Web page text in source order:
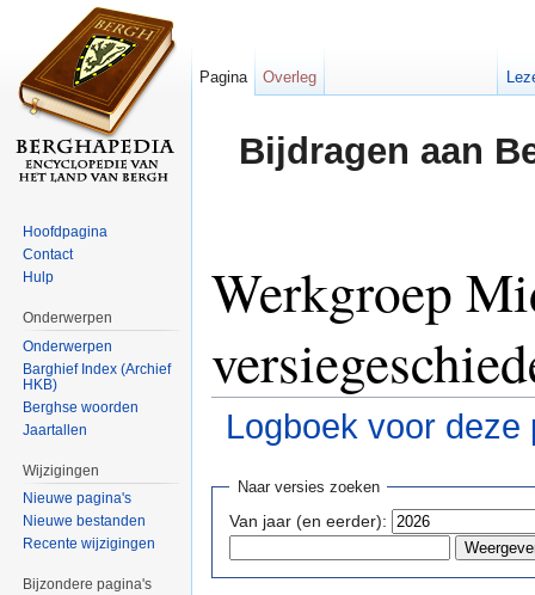
Bijdragen aan
Werkgroep
Logboek voor deze
Naar versies zoeken
Van jaar (en eerder):
Pagina Overleg
Hoofdpagina
Contact
Hulp
Onderwerpen
Onderwerpen
Barghief Index (Archief
HKB)
Berghse woorden
Jaartallen
Wijzigingen
Nieuwe pagina's
Nieuwe bestanden
Recente wijzigingen
Bijzondere pagina's